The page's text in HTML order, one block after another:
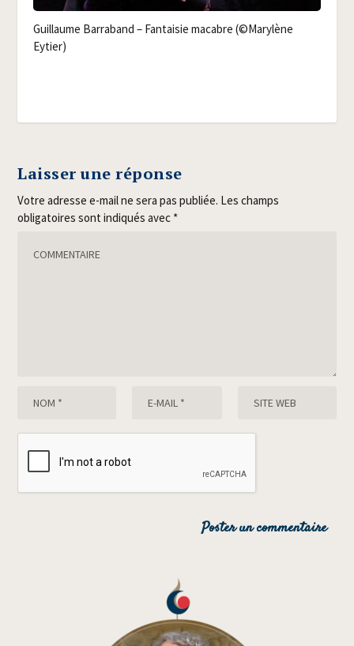
Guillaume Bar­ra­band – Fan­tai­sie macabre (©Mary­lène
Eytier)
Laisser une réponse
Votre adresse e-mail ne sera pas publiée. Les champs
obligatoires sont indiqués avec *